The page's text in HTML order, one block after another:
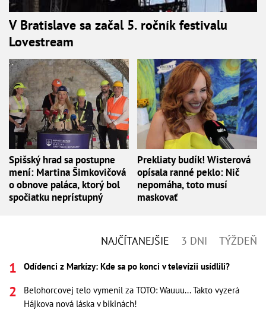
V Bratislave sa začal 5. ročník festivalu
Lovestream
Spišský hrad sa postupne
mení: Martina Šimkovičová
o obnove paláca, ktorý bol
spočiatku neprístupný
Prekliaty budík! Wisterová
opísala ranné peklo: Nič
nepomáha, toto musí
maskovať
NAJČÍTANEJŠIE 3 DNI TÝŽDEŇ
Odídenci z Markízy: Kde sa po konci v televízii usídlili?
Belohorcovej telo vymenil za TOTO: Wauuu... Takto vyzerá
Hájkova nová láska v bikinách!